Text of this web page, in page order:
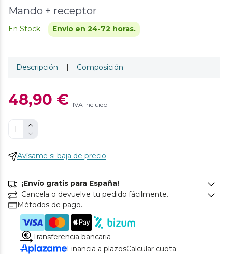
Mando + receptor
En Stock Envío en 24-72 horas.
Descripción | Composición
48,90 € IVA incluido
Avísame si baja de precio
¡Envío gratis para España!
Cancela o devuelve tu pedido fácilmente.
Métodos de pago.
Transferencia bancaria
Financia a plazosCalcular cuota